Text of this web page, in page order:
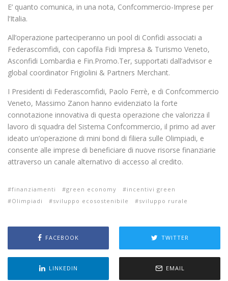
E’ quanto comunica, in una nota, Confcommercio-Imprese per
l’Italia.
All’operazione parteciperanno un pool di Confidi associati a
Federascomfidi, con capofila Fidi Impresa & Turismo Veneto,
Asconfidi Lombardia e Fin.Promo.Ter, supportati dall’advisor e
global coordinator Frigiolini & Partners Merchant.
I Presidenti di Federascomfidi, Paolo Ferrè, e di Confcommercio
Veneto, Massimo Zanon hanno evidenziato la forte
connotazione innovativa di questa operazione che valorizza il
lavoro di squadra del Sistema Confcommercio, il primo ad aver
ideato un’operazione di mini bond di filiera sulle Olimpiadi, e
consente alle imprese di beneficiare di nuove risorse finanziarie
attraverso un canale alternativo di accesso al credito.
finanziamenti green economy
incentivi green
Olimpiadi
sviluppo ecosostenibile sviluppo rurale
FACEBOOK TWITTER
LINKEDIN EMAIL